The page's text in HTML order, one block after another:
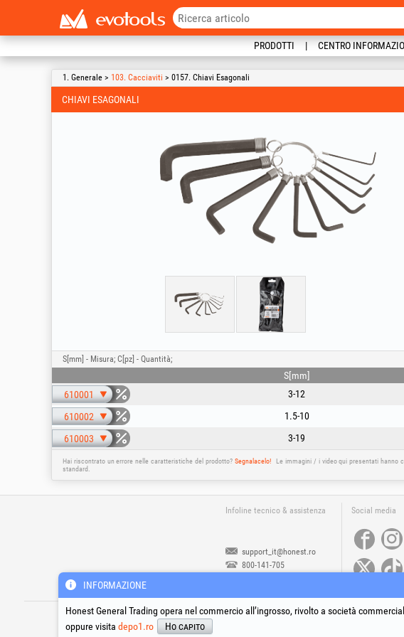
PRODOTTI CENTRO
1. Generale > 103. Cacciaviti > 0157. Chiavi Esagonali
CHIAVI ESAGONALI
S[mm] - Misura; C[pz] - Quantità;
S[mm]
610001
3-12
610002 1.5-10
610003 3-19
Hai riscontrato un errore nelle caratteristiche del prodotto? Segnalacelo!
Le immagini / i video qui presentati hanno
standard.
Infoline tecnico & assistenza
support_it@honest.ro
800-141-705
Social media
HGT , EvoTools , EvoSanitary , EvoTools +Plus , EvoSanitary +Plus ®,
Copyright 1994-2026Honest
INFORMAZIONE
Honest General Trading opera nel commercio all’ingrosso, rivolto a società
oppure visita depo1.ro Ho capito